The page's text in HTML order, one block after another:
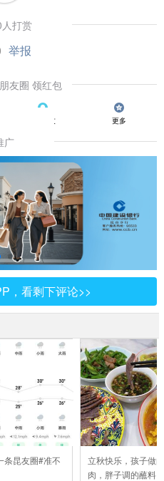
打赏
举报
友圈 领红包
QQ好友 更多
广
，看剩下评论>>
条昆友圈#准不
立秋快乐，孩子做
肉，胖子调的蘸料